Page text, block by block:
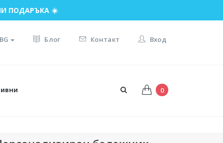
ПОДАРЪКА ☀️
Блог Контакт Вход
0